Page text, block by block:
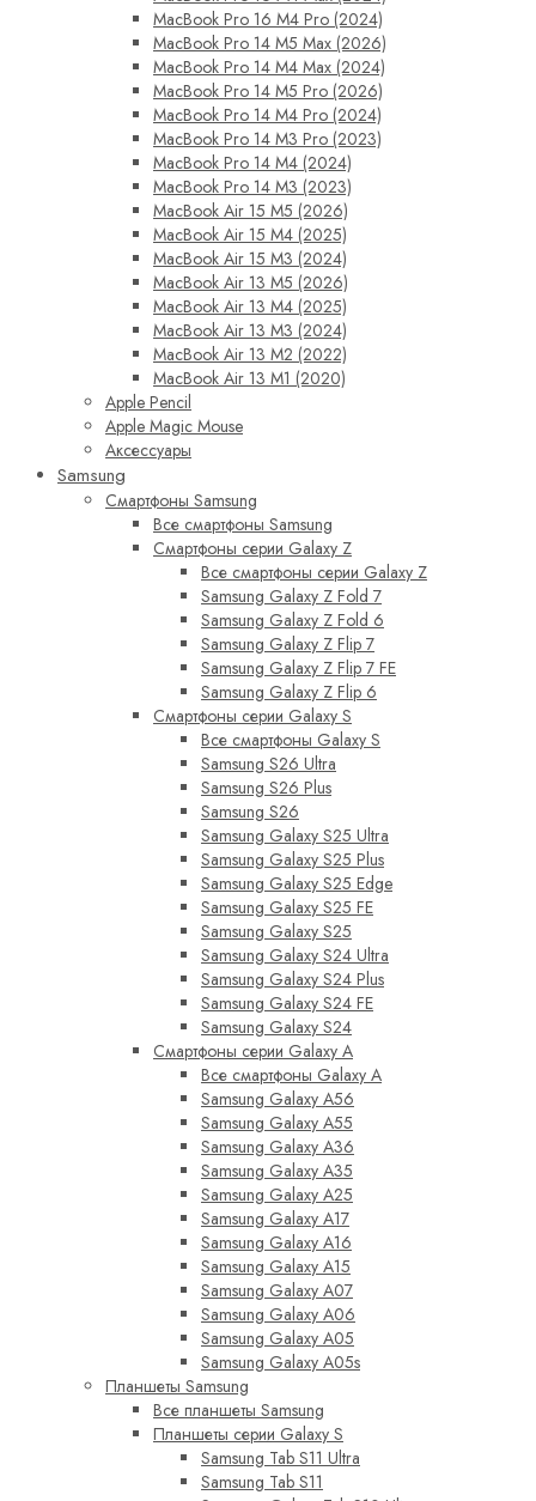
MacBook Pro 16 M4 Pro (2024)
MacBook Pro 14 M5 Max (2026)
MacBook Pro 14 M4 Max (2024)
MacBook Pro 14 M5 Pro (2026)
MacBook Pro 14 M4 Pro (2024)
MacBook Pro 14 M3 Pro (2023)
MacBook Pro 14 M4 (2024)
MacBook Pro 14 M3 (2023)
MacBook Air 15 M5 (2026)
MacBook Air 15 M4 (2025)
MacBook Air 15 M3 (2024)
MacBook Air 13 M5 (2026)
MacBook Air 13 M4 (2025)
MacBook Air 13 M3 (2024)
MacBook Air 13 M2 (2022)
MacBook Air 13 M1 (2020)
Apple Pencil
Apple Magic Mouse
Аксессуары
Samsung
Смартфоны Samsung
Все смартфоны Samsung
Смартфоны серии Galaxy Z
Все смартфоны серии Galaxy Z
Samsung Galaxy Z Fold 7
Samsung Galaxy Z Fold 6
Samsung Galaxy Z Flip 7
Samsung Galaxy Z Flip 7 FE
Samsung Galaxy Z Flip 6
Смартфоны серии Galaxy S
Все смартфоны Galaxy S
Samsung S26 Ultra
Samsung S26 Plus
Samsung S26
Samsung Galaxy S25 Ultra
Samsung Galaxy S25 Plus
Samsung Galaxy S25 Edge
Samsung Galaxy S25 FE
Samsung Galaxy S25
Samsung Galaxy S24 Ultra
Samsung Galaxy S24 Plus
Samsung Galaxy S24 FE
Samsung Galaxy S24
Смартфоны серии Galaxy A
Все смартфоны Galaxy A
Samsung Galaxy A56
Samsung Galaxy A55
Samsung Galaxy A36
Samsung Galaxy A35
Samsung Galaxy A25
Samsung Galaxy A17
Samsung Galaxy A16
Samsung Galaxy A15
Samsung Galaxy A07
Samsung Galaxy A06
Samsung Galaxy A05
Samsung Galaxy A05s
Планшеты Samsung
Все планшеты Samsung
Планшеты серии Galaxy S
Samsung Tab S11 Ultra
Samsung Tab S11